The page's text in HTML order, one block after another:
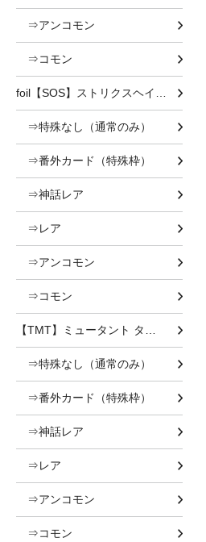
⇒アンコモン
⇒コモン
⇒特殊なし（通常のみ）
⇒番外カード（特殊枠）
⇒神話レア
⇒レア
⇒アンコモン
⇒コモン
⇒特殊なし（通常のみ）
⇒番外カード（特殊枠）
⇒神話レア
⇒レア
⇒アンコモン
⇒コモン